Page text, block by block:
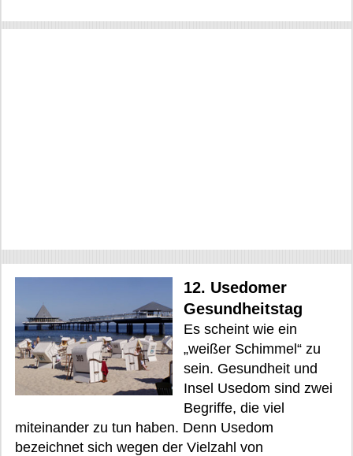
12. Usedomer
Gesundheitstag
Es scheint wie ein
„weißer Schimmel“ zu
sein. Gesundheit und
Insel Usedom sind zwei
Begriffe, die viel
miteinander zu tun haben. Denn Usedom
bezeichnet sich wegen der Vielzahl von